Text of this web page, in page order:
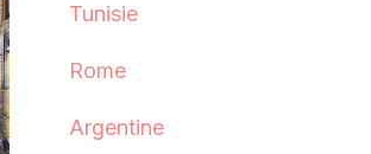
Tunisie
Rome
Argentine